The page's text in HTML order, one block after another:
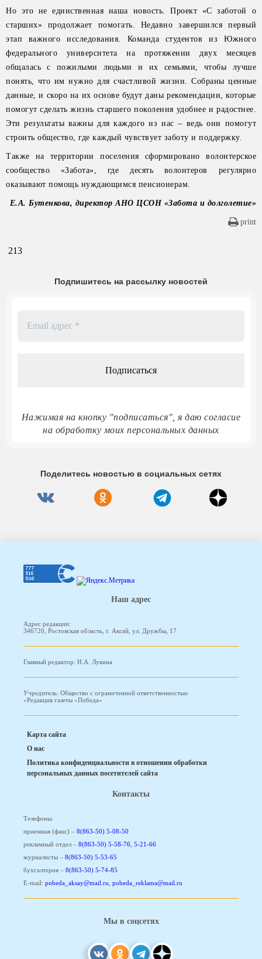
Но это не единственная наша новость. Проект «С заботой о
старших» продолжает помогать. Недавно завершился первый
этап важного исследования. Команда студентов из Южного
федерального университета на протяжении двух месяцев
общалась с пожилыми людьми и их семьями, чтобы лучше
понять, что им нужно для счастливой жизни. Собраны ценные
данные, и скоро на их основе будут даны рекомендации, которые
помогут сделать жизнь старшего поколения удобнее и радостнее.
Эти результаты важны для каждого из нас – ведь они помогут
строить общество, где каждый чувствует заботу и поддержку.
Также на территории поселения сформировано волонтерское
сообщество «Забота», где десять волонтеров регулярно
оказывают помощь нуждающимся пенсионерам.
Е.А. Бутенкова, директор АНО ЦСОН «Забота и долголетие»
print
213
Подпишитесь на рассылку новостей
Нажимая на кнопку "подписаться", я даю согласие
на обработку моих персональных данных
Поделитесь новостью в социальных сетях
Наш адрес
Адрес редакции:
346720, Ростовская область, г. Аксай, ул. Дружбы, 17
Главный редактор: Н.А. Лукина
Учредитель: Общество с ограниченной ответственностью
«Редакция газеты «Победа»
Карта сайта
О нас
Политика конфиденциальности в отношении обработки
персональных данных посетителей сайта
Контакты
Телефоны:
приемная (факс) – 8(863-50) 5-08-50
рекламный отдел – 8(863-50) 5-58-76, 5-21-66
журналисты – 8(863-50) 5-53-65
бухгалтерия – 8(863-50) 5-74-85
E-mail: pobeda_aksay@mail.ru, pobeda_reklama@mail.ru
Мы в соцсетях